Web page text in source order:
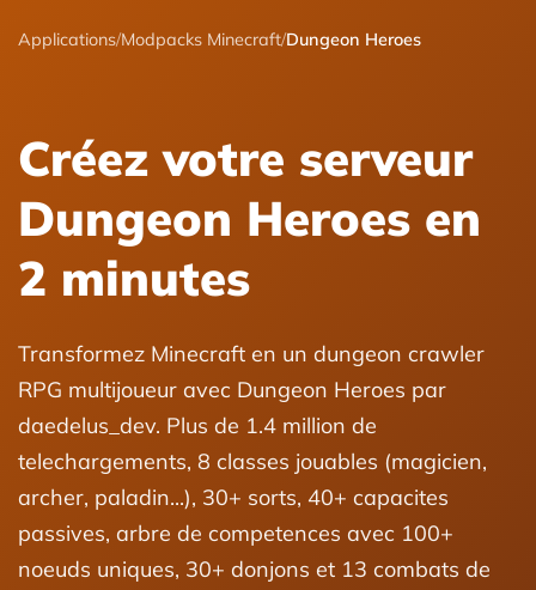
Applications/Modpacks Minecraft/Dungeon Heroes
Créez votre serveur
Dungeon Heroes en
2 minutes
Transformez Minecraft en un dungeon crawler
RPG multijoueur avec Dungeon Heroes par
daedelus_dev. Plus de 1.4 million de
telechargements, 8 classes jouables (magicien,
archer, paladin...), 30+ sorts, 40+ capacites
passives, arbre de competences avec 100+
noeuds uniques, 30+ donjons et 13 combats de